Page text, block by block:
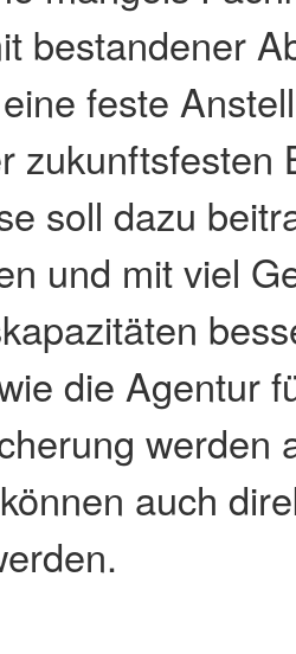
bestandener
feste
zukunftsfesten
soll dazu
und mit viel
die Agentur
werden
auch